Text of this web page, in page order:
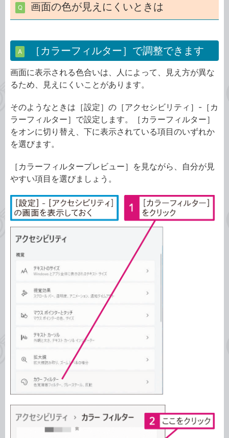
Q 画面の色が見えにくいときは
A ［カラーフィルター］で調整できます
画面に表示される色合いは、人によって、見え方が異な
るため、見えにくいことがあります。
そのようなときは［設定］の［アクセシビリティ］-［カ
ラーフィルター］で設定します。［カラーフィルター］
をオンに切り替え、下に表示されている項目のいずれか
を選びます。
［カラーフィルタープレビュー］を見ながら、自分が見
やすい項目を選びましょう。